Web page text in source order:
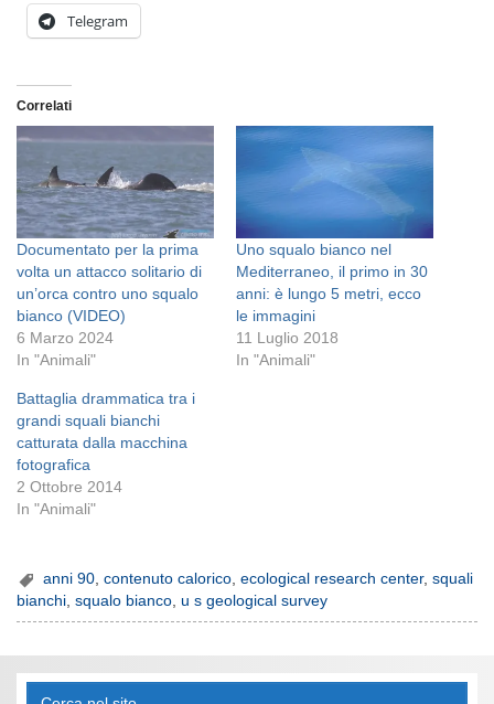
Telegram
Correlati
Documentato per la prima
volta un attacco solitario di
un’orca contro uno squalo
bianco (VIDEO)
6 Marzo 2024
In "Animali"
Uno squalo bianco nel
Mediterraneo, il primo in 30
anni: è lungo 5 metri, ecco
le immagini
11 Luglio 2018
In "Animali"
Battaglia drammatica tra i
grandi squali bianchi
catturata dalla macchina
fotografica
2 Ottobre 2014
In "Animali"
anni 90,contenuto calorico,ecological research center,squali
bianchi,squalo bianco,u s geological survey